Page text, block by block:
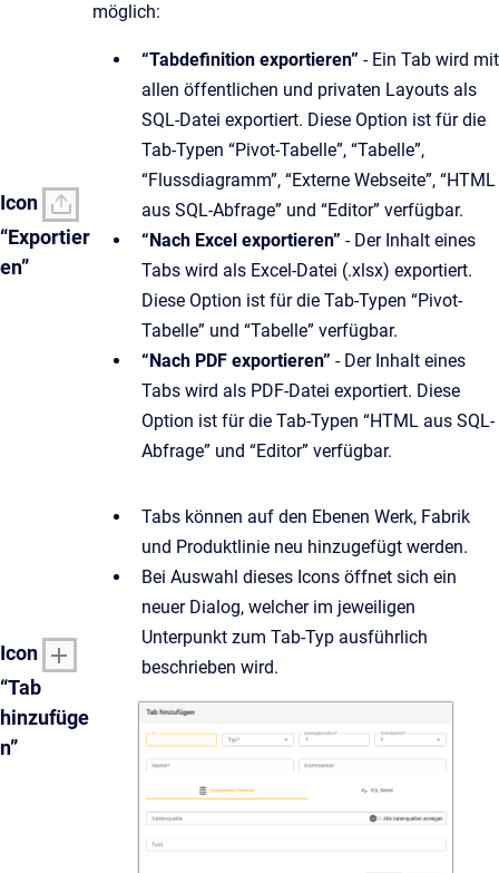
Icon
“Exportier
en”
möglich:
“Tabdefinition exportieren” - Ein Tab wird mit
allen öffentlichen und privaten Layouts als
SQL-Datei exportiert. Diese Option ist für die
Tab-Typen “Pivot-Tabelle”, “Tabelle”,
“Flussdiagramm”, “Externe Webseite”, “HTML
aus SQL-Abfrage” und “Editor” verfügbar.
“Nach Excel exportieren” - Der Inhalt eines
Tabs wird als Excel-Datei (.xlsx) exportiert.
Diese Option ist für die Tab-Typen “Pivot-
Tabelle” und “Tabelle” verfügbar.
“Nach PDF exportieren” - Der Inhalt eines
Tabs wird als PDF-Datei exportiert. Diese
Option ist für die Tab-Typen “HTML aus SQL-
Abfrage” und “Editor” verfügbar.
Icon
“Tab
hinzufüge
n”
Tabs können auf den Ebenen Werk, Fabrik
und Produktlinie neu hinzugefügt werden.
Bei Auswahl dieses Icons öffnet sich ein
neuer Dialog, welcher im jeweiligen
Unterpunkt zum Tab-Typ ausführlich
beschrieben wird.